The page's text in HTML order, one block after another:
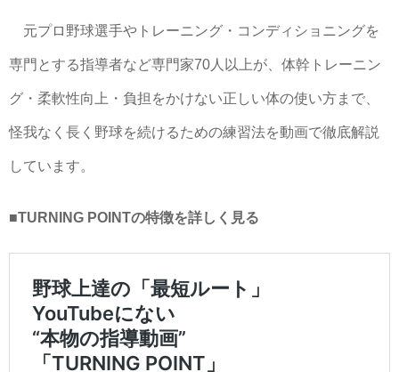
元プロ野球選手やトレーニング・コンディショニングを
専門とする指導者など専門家70人以上が、体幹トレーニン
グ・柔軟性向上・負担をかけない正しい体の使い方まで、
怪我なく長く野球を続けるための練習法を動画で徹底解説
しています。
■TURNING POINTの特徴を詳しく見る